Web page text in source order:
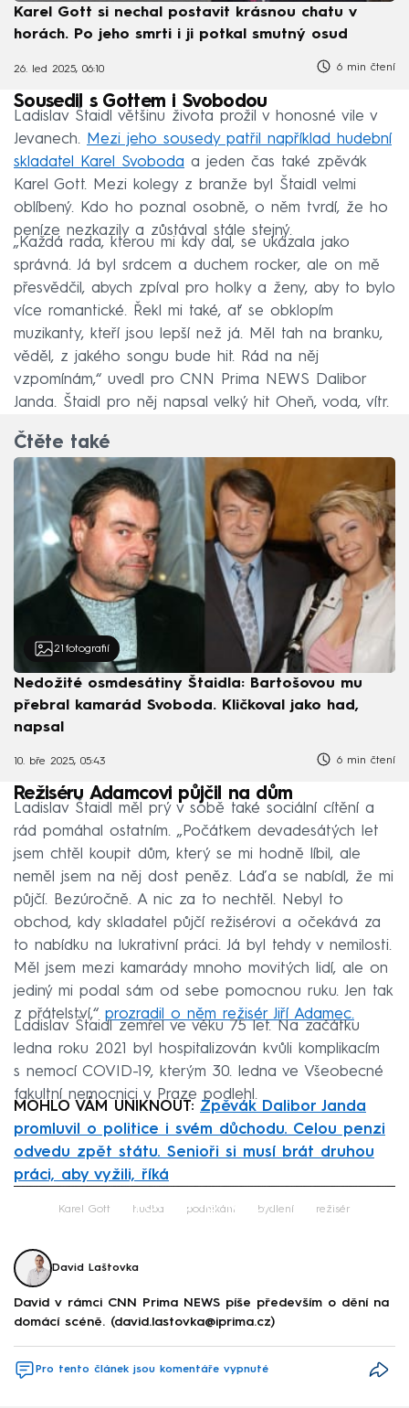
Karel Gott si nechal postavit krásnou chatu v
horách. Po jeho smrti i ji potkal smutný osud
26. led 2025, 06:10 6 min čtení
Sousedil s Gottem i Svobodou
Ladislav Štaidl většinu života prožil v honosné vile v
Jevanech. Mezi jeho sousedy patřil například hudební
skladatel Karel Svoboda a jeden čas také zpěvák
Karel Gott. Mezi kolegy z branže byl Štaidl velmi
oblíbený. Kdo ho poznal osobně, o něm tvrdí, že ho
peníze nezkazily a zůstával stále stejný.
„Každá rada, kterou mi kdy dal, se ukázala jako
správná. Já byl srdcem a duchem rocker, ale on mě
přesvědčil, abych zpíval pro holky a ženy, aby to bylo
více romantické. Řekl mi také, ať se obklopím
muzikanty, kteří jsou lepší než já. Měl tah na branku,
věděl, z jakého songu bude hit. Rád na něj
vzpomínám,“ uvedl pro CNN Prima NEWS Dalibor
Janda. Štaidl pro něj napsal velký hit Oheň, voda, vítr.
Čtěte také
21 fotografií
Nedožité osmdesátiny Štaidla: Bartošovou mu
přebral kamarád Svoboda. Kličkoval jako had,
napsal
10. bře 2025, 05:43 6 min čtení
Režiséru Adamcovi půjčil na dům
Ladislav Štaidl měl prý v sobě také sociální cítění a
rád pomáhal ostatním. „Počátkem devadesátých let
jsem chtěl koupit dům, který se mi hodně líbil, ale
neměl jsem na něj dost peněz. Láďa se nabídl, že mi
půjčí. Bezúročně. A nic za to nechtěl. Nebyl to
obchod, kdy skladatel půjčí režisérovi a očekává za
to nabídku na lukrativní práci. Já byl tehdy v nemilosti.
Měl jsem mezi kamarády mnoho movitých lidí, ale on
jediný mi podal sám od sebe pomocnou ruku. Jen tak
z přátelství,“ prozradil o něm režisér Jiří Adamec.
Ladislav Štaidl zemřel ve věku 75 let. Na začátku
ledna roku 2021 byl hospitalizován kvůli komplikacím
s nemocí COVID-19, kterým 30. ledna ve Všeobecné
fakultní nemocnici v Praze podlehl.
MOHLO VÁM UNIKNOUT: Zpěvák Dalibor Janda
promluvil o politice i svém důchodu. Celou penzi
odvedu zpět státu. Senioři si musí brát druhou
práci, aby vyžili, říká
Failed to fetch
Karel Gott hudba podnikání bydlení režisér
David Laštovka
David v rámci CNN Prima NEWS píše především o dění na
domácí scéně. (david.lastovka@iprima.cz)
Pro tento článek jsou komentáře vypnuté